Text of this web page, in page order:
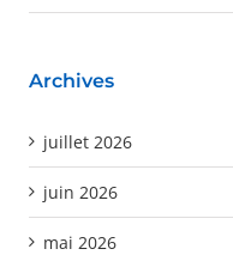
Archives
juillet 2026
juin 2026
mai 2026